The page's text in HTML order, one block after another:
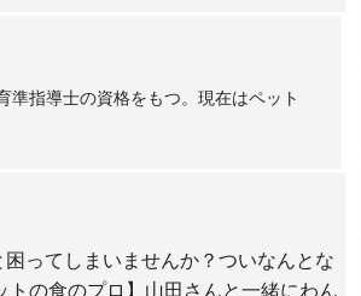
準指導士の資格をもつ。現在はペット
ってしまいませんか？ついなんとな
の食のプロ】山田さんと一緒にわん